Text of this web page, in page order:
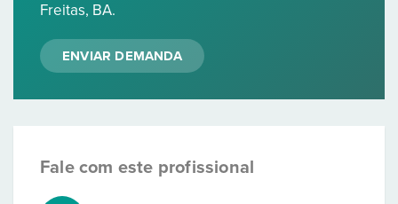
Freitas, BA.
ENVIAR DEMANDA
Fale com este profissional